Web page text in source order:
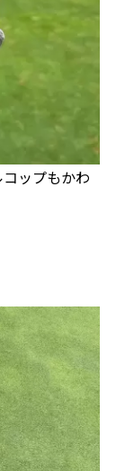
コップもかわ